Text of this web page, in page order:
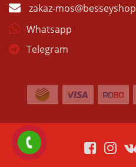
zakaz-
Whatsapp
Telegram